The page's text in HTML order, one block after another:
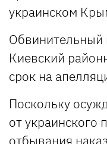
украинском
Обвинительный
Киевский
срок на
Поскольку
от украинского
отбывания